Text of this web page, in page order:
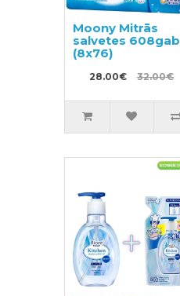
Moony Mitrās
salvetes 608gab
(8x76)
28.00€ 32.00€